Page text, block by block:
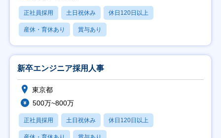
正社員採用 土日祝休み 休日120日以上
産休・育休あり 賞与あり
新卒エンジニア採用人事
東京都
500万~800万
正社員採用 土日祝休み 休日120日以上